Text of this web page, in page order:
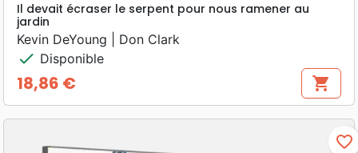
Il devait écraser le serpent pour nous ramener au
jardin
Kevin DeYoung | Don Clark
check Disponible
Prix
18,86 € shopping_cart
favorite_border